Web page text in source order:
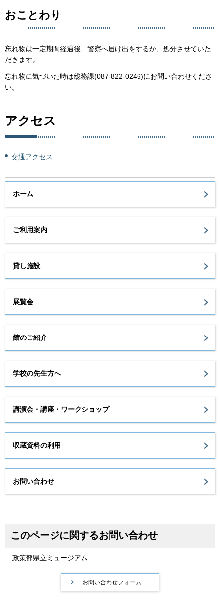
おことわり
忘れ物は一定期間経過後、警察へ届け出をするか、処分させていた
だきます。
忘れ物に気づいた時は総務課(087-822-0246)にお問い合わせくださ
い。
アクセス
交通アクセス
ホーム
ご利用案内
貸し施設
展覧会
館のご紹介
学校の先生方へ
講演会・講座・ワークショップ
収蔵資料の利用
お問い合わせ
このページに関するお問い合わせ
政策部県立ミュージアム